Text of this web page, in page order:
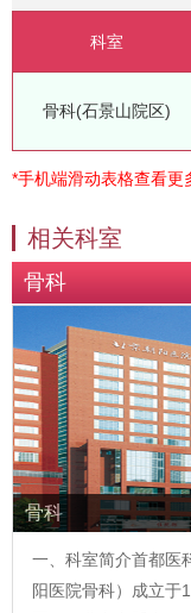
科室
骨科(石景山院区)
*手机端滑动表格查看更
相关科室
骨科
骨科
一、科室简介首都医
阳医院骨科）成立于